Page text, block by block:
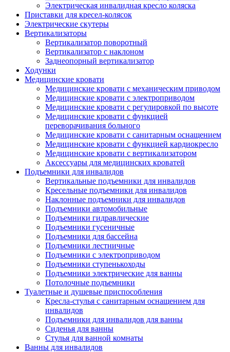
Электрическая инвалидная кресло коляска
Приставки для кресел-колясок
Электрические скутеры
Вертикализаторы
Вертикализатор поворотный
Вертикализатор с наклоном
Заднеопорный вертикализатор
Ходунки
Медицинские кровати
Медицинские кровати с механическим приводом
Медицинские кровати с электроприводом
Медицинские кровати с регулировкой по высоте
Медицинские кровати с функцией
переворачивания больного
Медицинские кровати с санитарным оснащением
Медицинские кровати с функцией кардиокресло
Медицинские кровати с вертикализатором
Аксессуары для медицинских кроватей
Подъемники для инвалидов
Вертикальные подъемники для инвалидов
Кресельные подъемники для инвалидов
Наклонные подъемники для инвалидов
Подъемники автомобильные
Подъемники гидравлические
Подъемники гусеничные
Подъемники для бассейна
Подъемники лестничные
Подъемники с электроприводом
Подъемники ступенькоходы
Подъемники электрические для ванны
Потолочные подъемники
Туалетные и душевые приспособления
Кресла-стулья с санитарным оснащением для
инвалидов
Подъемники для инвалидов для ванны
Сиденья для ванны
Стулья для ванной комнаты
Ванны для инвалидов